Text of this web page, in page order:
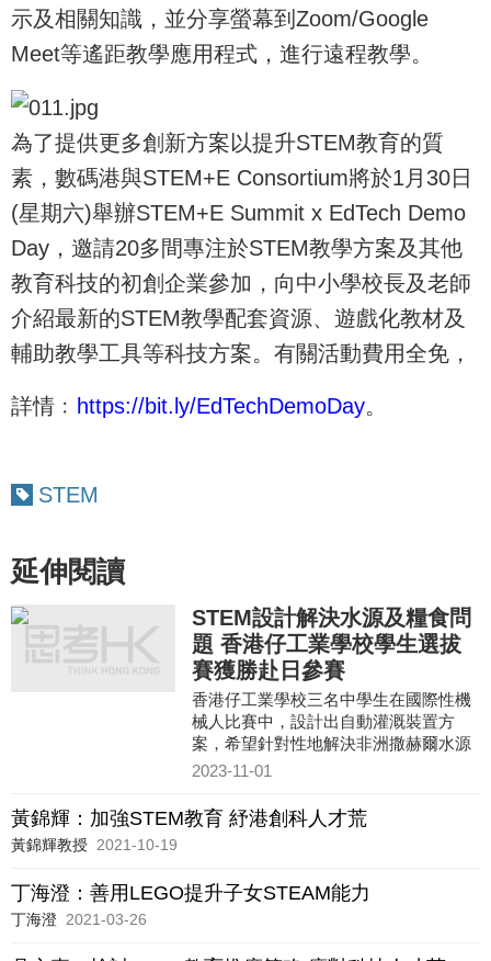
示及相關知識，並分享螢幕到Zoom/Google
Meet等遙距教學應用程式，進行遠程教學。
為了提供更多創新方案以提升STEM教育的質
素，數碼港與STEM+E Consortium將於1月30日
(星期六)舉辦STEM+E Summit x EdTech Demo
Day，邀請20多間專注於STEM教學方案及其他
教育科技的初創企業參加，向中小學校長及老師
介紹最新的STEM教學配套資源、遊戲化教材及
輔助教學工具等科技方案。有關活動費用全免，
詳情﹕ https://bit.ly/EdTechDemoDay。
STEM
延伸閱讀
STEM設計解決水源及糧食問
題 香港仔工業學校學生選拔
賽獲勝赴日參賽
香港仔工業學校三名中學生在國際性機
械人比賽中，設計出自動灌溉裝置方
案，希望針對性地解決非洲撒赫爾水源
及糧食問題。方案贏得香港區選拔賽冠
際！
2023-11-01
黃錦輝：加強STEM教育 紓港創科人才荒
黃錦輝教授 2021-10-19
丁海澄：善用LEGO提升子女STEAM能力
丁海澄 2021-03-26